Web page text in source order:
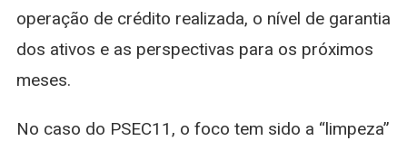
operação de crédito realizada, o nível de garantia
dos ativos e as perspectivas para os próximos
meses.
No caso do PSEC11, o foco tem sido a “limpeza”